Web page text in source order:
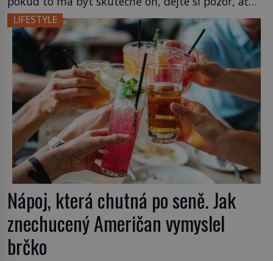
místo klasické americké rye whiskey či klidně
bourbonu nepoužijete skotskou whisku. Co se
stane? Inu, koktejl bude stále skvělý, ale už to
nebude Manhattan ale […]
LIFESTYLE
Nápoj, která chutná po seně. Jak
znechucený Američan vymyslel
brčko